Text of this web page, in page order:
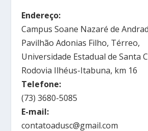
Endereço:
Campus Soane Nazaré de
Pavilhão Adonias Filho, Térreo,
Universidade Estadual de Santa
Rodovia Ilhéus-Itabuna, km 16
Telefone:
(73) 3680-5085
E-mail:
contatoadusc@gmail.com